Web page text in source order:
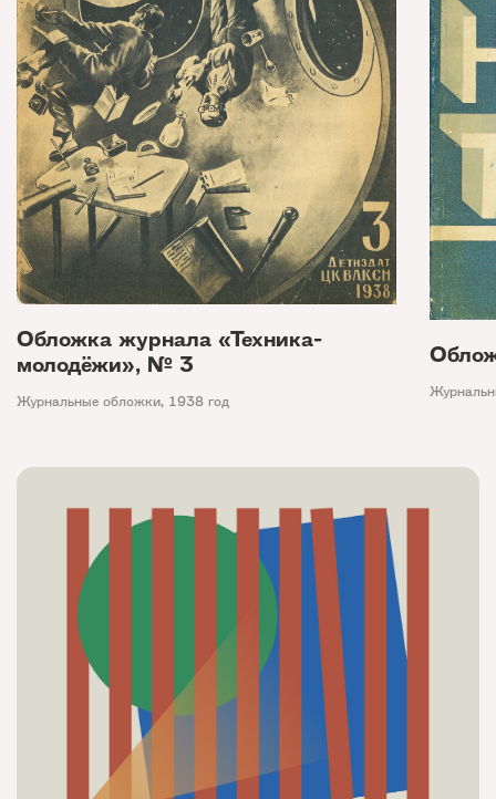
Обложка журнала «Техника-
молодёжи», № 3
Журнальные обложки, 1938 год